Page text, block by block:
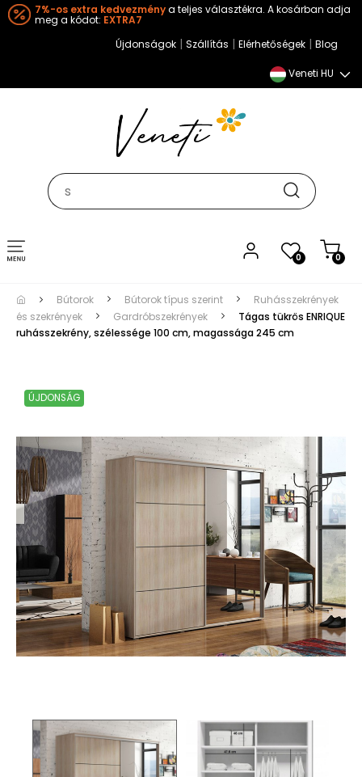
7%-os extra kedvezménya teljes választékra. A kosárban adja
meg a kódot: EXTRA7
Újdonságok | Szállítás | Elérhetőségek | Blog
Veneti HU
0 0
Toggle
navigation
Bútorok Bútorok típus szerint
Ruhásszekrények
és szekrények
Gardróbszekrények
Tágas tükrös ENRIQUE
ruhásszekrény, szélessége 100 cm, magassága 245 cm
ÚJDONSÁG